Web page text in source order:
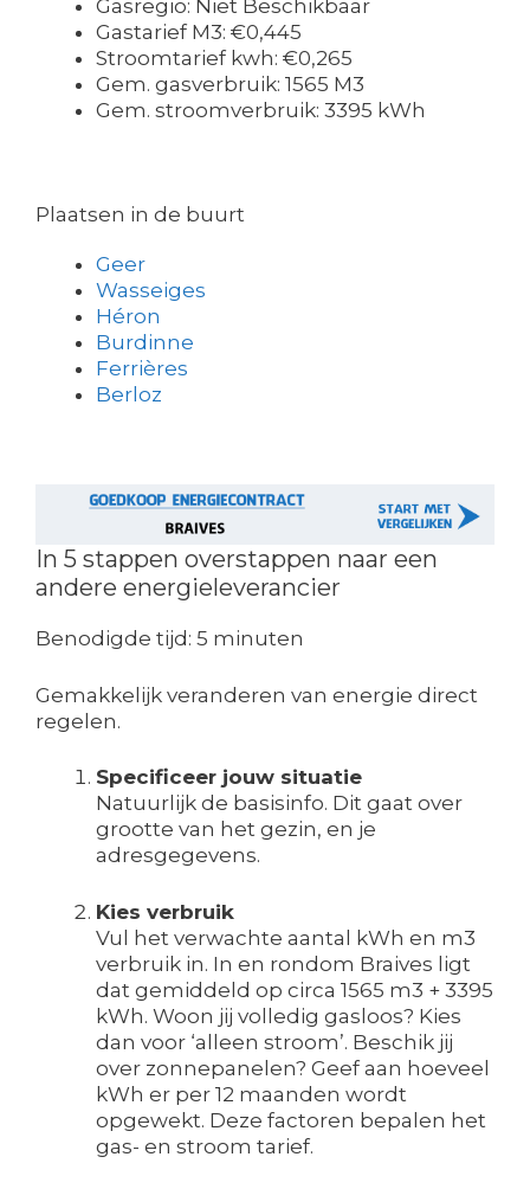
Gasregio: Niet Beschikbaar
Gastarief M3: €0,445
Stroomtarief kwh: €0,265
Gem. gasverbruik: 1565 M3
Gem. stroomverbruik: 3395 kWh
Plaatsen in de buurt
Geer
Wasseiges
Héron
Burdinne
Ferrières
Berloz
In 5 stappen overstappen naar een
andere energieleverancier
Benodigde tijd: 5 minuten
Gemakkelijk veranderen van energie direct
regelen.
Specificeer jouw situatie
Natuurlijk de basisinfo. Dit gaat over
grootte van het gezin, en je
adresgegevens.
Kies verbruik
Vul het verwachte aantal kWh en m3
verbruik in. In en rondom Braives ligt
dat gemiddeld op circa 1565 m3 + 3395
kWh. Woon jij volledig gasloos? Kies
dan voor ‘alleen stroom’. Beschik jij
over zonnepanelen? Geef aan hoeveel
kWh er per 12 maanden wordt
opgewekt. Deze factoren bepalen het
gas- en stroom tarief.